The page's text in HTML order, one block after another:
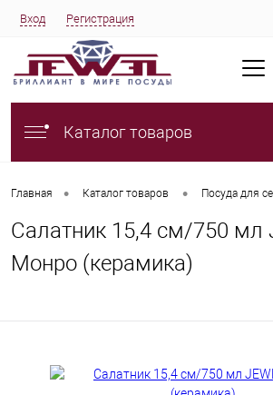
Вход Регистрация
Каталог товаров
Главная • Каталог товаров • Посуда для
Салатник 15,4 см/750 мл
Монро (керамика)